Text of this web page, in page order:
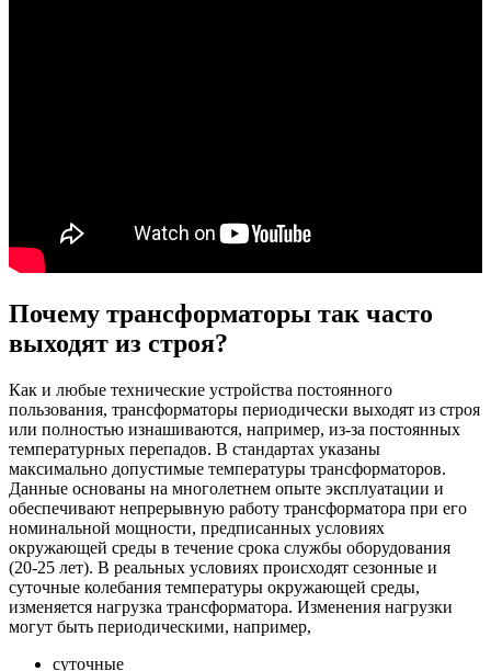
Почему трансформаторы так часто
выходят из строя?
Как и любые технические устройства постоянного
пользования, трансформаторы периодически выходят из строя
или полностью изнашиваются, например, из-за постоянных
температурных перепадов. В стандартах указаны
максимально допустимые температуры трансформаторов.
Данные основаны на многолетнем опыте эксплуатации и
обеспечивают непрерывную работу трансформатора при его
номинальной мощности, предписанных условиях
окружающей среды в течение срока службы оборудования
(20-25 лет). В реальных условиях происходят сезонные и
суточные колебания температуры окружающей среды,
изменяется нагрузка трансформатора. Изменения нагрузки
могут быть периодическими, например,
суточные